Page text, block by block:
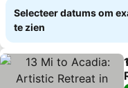
Selecteer datums om
te zien